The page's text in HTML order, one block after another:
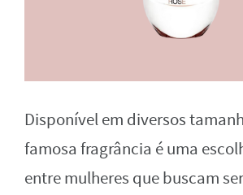
Disponível em diversos
famosa fragrância é uma
entre mulheres que buscam